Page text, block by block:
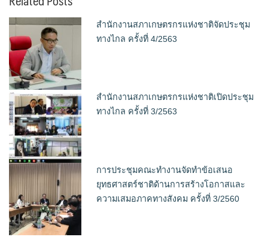
สำนักงานสภาเกษตรกรแห่งชาติจัดประชุม
ทางไกล ครั้งที่ 4/2563
สำนักงานสภาเกษตรกรแห่งชาติเปิดประชุม
ทางไกล ครั้งที่ 3/2563
การประชุมคณะทำงานจัดทำข้อเสนอ
ยุทธศาสตร์ชาติด้านการสร้างโอกาสและ
ความเสมอภาคทางสังคม ครั้งที่ 3/2560